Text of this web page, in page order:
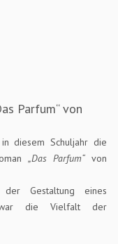
Parfum“ von
diesem Schuljahr die
„Das Parfum“von
Gestaltung eines
war die Vielfalt der